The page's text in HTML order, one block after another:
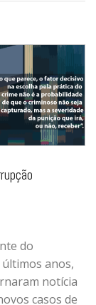
do
anos,
notícia
casos de